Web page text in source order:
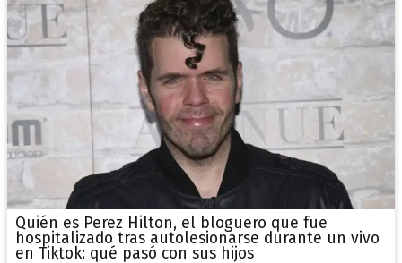
Quién es Perez Hilton, el bloguero que fue
hospitalizado tras autolesionarse durante un vivo
en Tiktok: qué pasó con sus hijos